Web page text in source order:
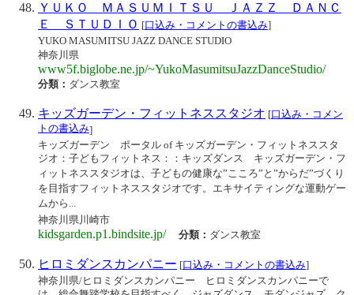
ＹＵＫＯ ＭＡＳＵＭＩＴＳＵ ＪＡＺＺ ＤＡＮＣ
Ｅ ＳＴＵＤＩＯ [口込み・コメントの書込み]
YUKO MASUMITSU JAZZ DANCE STUDIO
神奈川県
www5f.biglobe.ne.jp/~YukoMasumitsuJazzDanceStudio/
分類： ダンス教室
キッズガーデン・フィットネススタジオ [口込み・コメン
トの書込み]
キッズガーデン ポータル of キッズガーデン・フィットネススタ
ジオ：子どもフィットネス：：キッズダンス キッズガーデン・フ
ィットネススタジオは、子どもの健康な”こころ”と”からだ”づくり
を目指すフィットネススタジオです。エキサイティングな運動ゲー
ムから...
神奈川県川崎市
kidsgarden.p1.bindsite.jp/ 分類： ダンス教室
ヒロミダンスカンパニー [口込み・コメントの書込み]
神奈川県/ヒロミダンスカンパニー ヒロミダンスカンパニーで